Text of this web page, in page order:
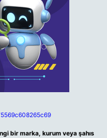
bir marka, kurum veya şahıs